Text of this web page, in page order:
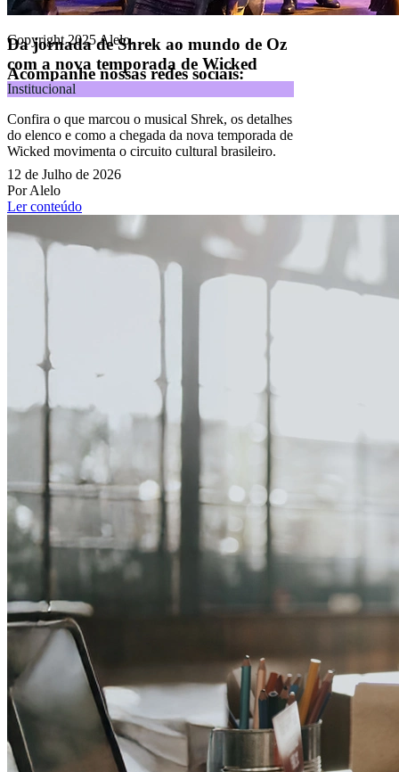
Da jornada de Shrek ao mundo de Oz
com a nova temporada de Wicked
Institucional
Confira o que marcou o musical Shrek, os detalhes
do elenco e como a chegada da nova temporada de
Wicked movimenta o circuito cultural brasileiro.
12 de Julho de 2026
Por Alelo
Ler conteúdo
Todos os direitos reservados.
Copyright 2025 Alelo.
Acompanhe nossas redes sociais: